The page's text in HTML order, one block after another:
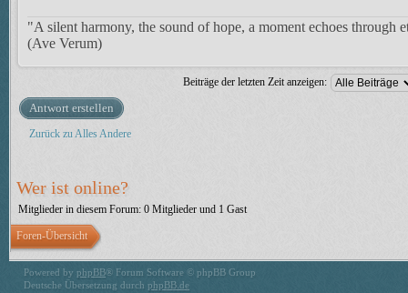
"A silent harmony, the sound of hope, a moment echoes through
(Ave Verum)
Beiträge der letzten Zeit anzeigen:
Antwort erstellen
Zurück zu Alles Andere
Wer ist online?
Mitglieder in diesem Forum: 0 Mitglieder und 1 Gast
Foren-Übersicht
Powered by phpBB® Forum Software © phpBB Group
Deutsche Übersetzung durch phpBB.de